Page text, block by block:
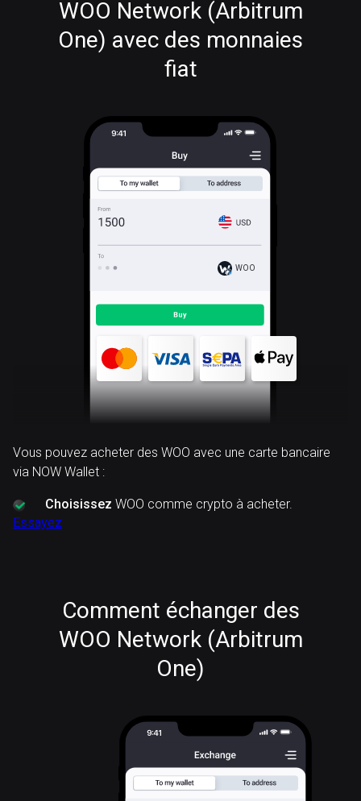
WOO Network (Arbitrum
One) avec des monnaies
fiat
WOO
Vous pouvez acheter des WOO avec une carte bancaire
via NOW Wallet :
Choisissez WOO comme crypto à acheter.
Essayez
Comment échanger des
WOO Network (Arbitrum
One)